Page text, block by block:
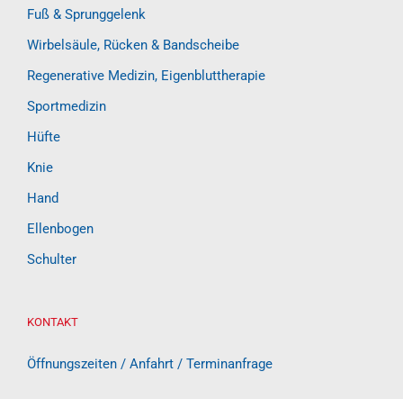
Fuß & Sprunggelenk
Wirbelsäule, Rücken & Bandscheibe
Regenerative Medizin, Eigenbluttherapie
Sportmedizin
Hüfte
Knie
Hand
Ellenbogen
Schulter
KONTAKT
Öffnungszeiten / Anfahrt / Terminanfrage